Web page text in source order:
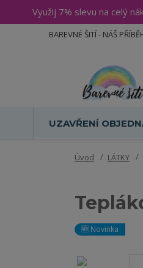
Využij 7% slevu na celý
BAREVNÉ ŠITÍ - NÁŠ
UZAVŘENÍ
Úvod LÁTKY
🆕 Novinka